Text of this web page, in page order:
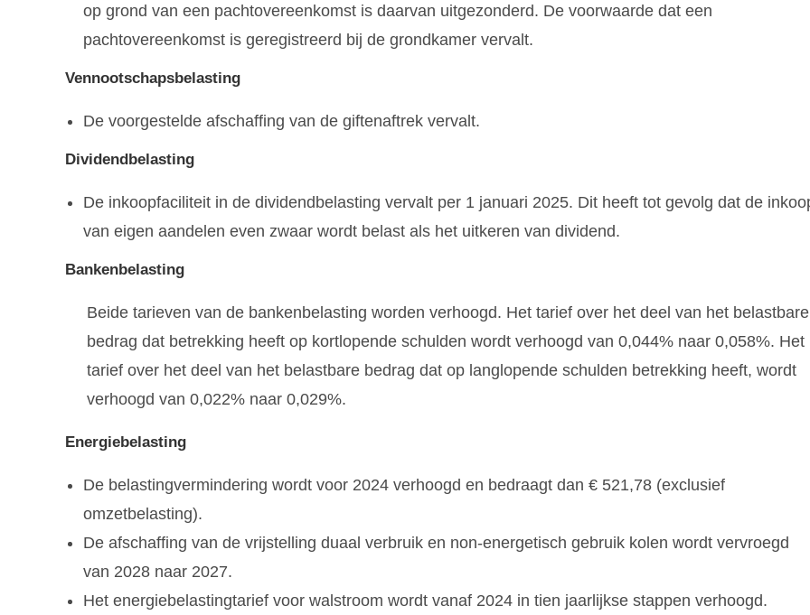
op grond van een pachtovereenkomst is daarvan uitgezonderd. De voorwaarde dat een
pachtovereenkomst is geregistreerd bij de grondkamer vervalt.
Vennootschapsbelasting
De voorgestelde afschaffing van de giftenaftrek vervalt.
Dividendbelasting
De inkoopfaciliteit in de dividendbelasting vervalt per 1 januari 2025. Dit heeft tot gevolg dat de
van eigen aandelen even zwaar wordt belast als het uitkeren van dividend.
Bankenbelasting
Beide tarieven van de bankenbelasting worden verhoogd. Het tarief over het deel van het belastbare
bedrag dat betrekking heeft op kortlopende schulden wordt verhoogd van 0,044% naar 0,058%. Het
tarief over het deel van het belastbare bedrag dat op langlopende schulden betrekking heeft, wordt
verhoogd van 0,022% naar 0,029%.
Energiebelasting
De belastingvermindering wordt voor 2024 verhoogd en bedraagt dan € 521,78 (exclusief
omzetbelasting).
De afschaffing van de vrijstelling duaal verbruik en non-energetisch gebruik kolen wordt vervroegd
van 2028 naar 2027.
Het energiebelastingtarief voor walstroom wordt vanaf 2024 in tien jaarlijkse stappen verhoogd.